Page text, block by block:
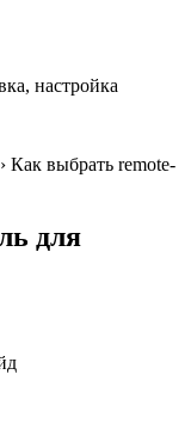
настройка
› Как выбрать remote-
для